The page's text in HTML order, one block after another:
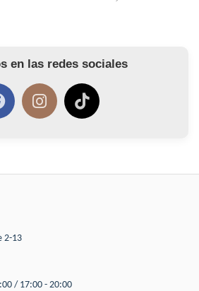
en las redes sociales
2-13
/ 17:00 - 20:00